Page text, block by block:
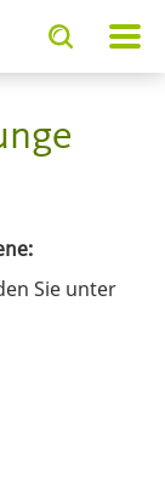
Toggle
search
input
Toggle
search
input
Sie unter